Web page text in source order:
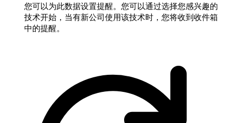
您可以为此数据设置提醒。您可以通过选择您感兴趣的
技术开始，当有新公司使用该技术时，您将收到收件箱
中的提醒。